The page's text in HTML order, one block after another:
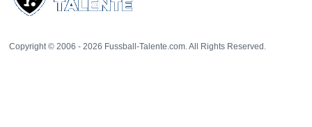
Copyright © 2006 - 2026 Fussball-Talente.com. All Rights Reserved.